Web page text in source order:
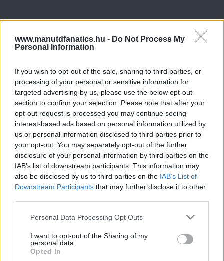
www.manutdfanatics.hu - Do Not Process My
Personal Information
If you wish to opt-out of the sale, sharing to third parties, or
processing of your personal or sensitive information for
targeted advertising by us, please use the below opt-out
section to confirm your selection. Please note that after your
opt-out request is processed you may continue seeing
interest-based ads based on personal information utilized by
us or personal information disclosed to third parties prior to
your opt-out. You may separately opt-out of the further
disclosure of your personal information by third parties on the
IAB’s list of downstream participants. This information may
also be disclosed by us to third parties on the IAB’s List of
Downstream Participants that may further disclose it to other
Please note that this website/app uses one or more Google
not limited to your visit or usage behaviour. You may click to
grant or deny consent to Google and its third-party tags to
use your data for below specified purposes in below Google
Personal Data Processing Opt Outs
I want to opt-out of the Sharing of my
personal data.
Opted In